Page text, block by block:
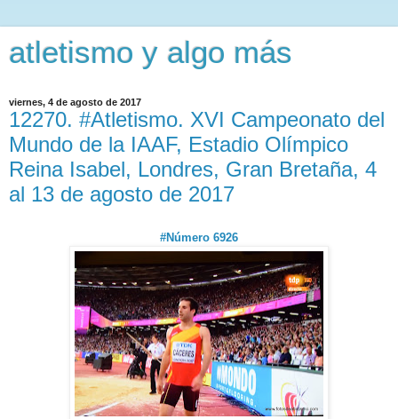
atletismo y algo más
viernes, 4 de agosto de 2017
12270. #Atletismo. XVI Campeonato del
Mundo de la IAAF, Estadio Olímpico
Reina Isabel, Londres, Gran Bretaña, 4
al 13 de agosto de 2017
#Número 6926